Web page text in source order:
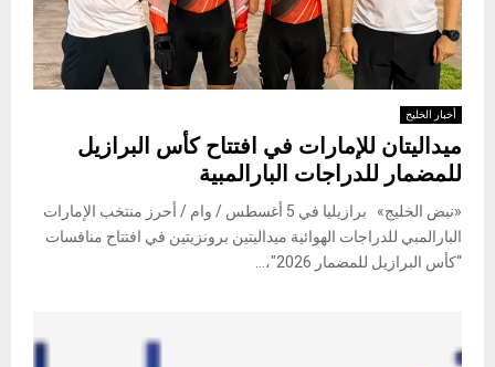
أخبار الخليج
ميداليتان للإمارات في افتتاح كأس البرازيل
للمضمار للدراجات البارالمبية
«نبض الخليج» برازيليا في 5 أغسطس / وام / أحرز منتخب الإمارات
البارالمبي للدراجات الهوائية ميداليتين برونزيتين في افتتاح منافسات
“كأس البرازيل للمضمار 2026″،...